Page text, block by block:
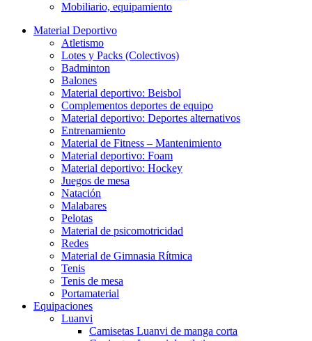
Mobiliario, equipamiento
Material Deportivo
Atletismo
Lotes y Packs (Colectivos)
Badminton
Balones
Material deportivo: Beisbol
Complementos deportes de equipo
Material deportivo: Deportes alternativos
Entrenamiento
Material de Fitness – Mantenimiento
Material deportivo: Foam
Material deportivo: Hockey
Juegos de mesa
Natación
Malabares
Pelotas
Material de psicomotricidad
Redes
Material de Gimnasia Rítmica
Tenis
Tenis de mesa
Portamaterial
Equipaciones
Luanvi
Camisetas Luanvi de manga corta